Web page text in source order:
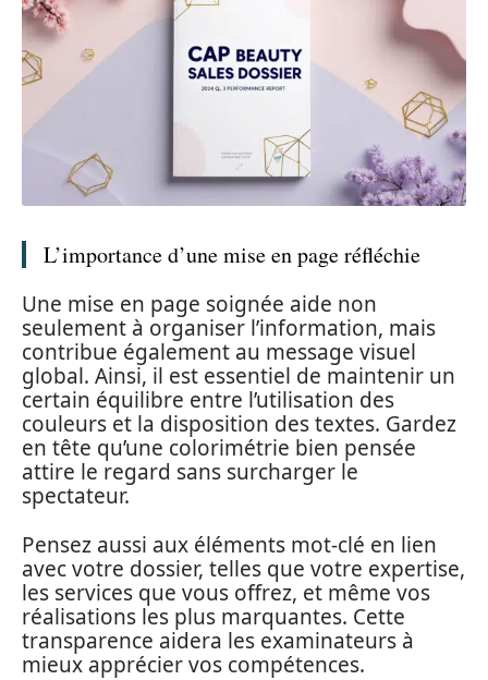
L’importance d’une mise en page réfléchie
Une mise en page soignée aide non
seulement à organiser l’information, mais
contribue également au message visuel
global. Ainsi, il est essentiel de maintenir un
certain équilibre entre l’utilisation des
couleurs et la disposition des textes. Gardez
en tête qu’une colorimétrie bien pensée
attire le regard sans surcharger le
spectateur.
Pensez aussi aux éléments mot-clé en lien
avec votre dossier, telles que votre expertise,
les services que vous offrez, et même vos
réalisations les plus marquantes. Cette
transparence aidera les examinateurs à
mieux apprécier vos compétences.